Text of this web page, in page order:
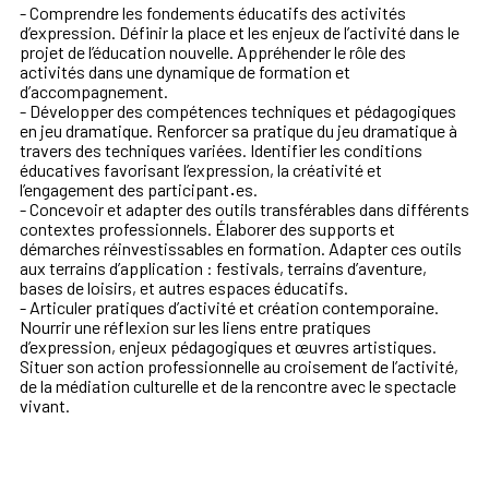
- Comprendre les fondements éducatifs des activités
d’expression. Définir la place et les enjeux de l’activité dans le
projet de l’éducation nouvelle. Appréhender le rôle des
activités dans une dynamique de formation et
d’accompagnement.
- Développer des compétences techniques et pédagogiques
en jeu dramatique. Renforcer sa pratique du jeu dramatique à
travers des techniques variées. Identifier les conditions
éducatives favorisant l’expression, la créativité et
l’engagement des participant·es.
- Concevoir et adapter des outils transférables dans différents
contextes professionnels. Élaborer des supports et
démarches réinvestissables en formation. Adapter ces outils
aux terrains d’application : festivals, terrains d’aventure,
bases de loisirs, et autres espaces éducatifs.
- Articuler pratiques d’activité et création contemporaine.
Nourrir une réflexion sur les liens entre pratiques
d’expression, enjeux pédagogiques et œuvres artistiques.
Situer son action professionnelle au croisement de l’activité,
de la médiation culturelle et de la rencontre avec le spectacle
vivant.